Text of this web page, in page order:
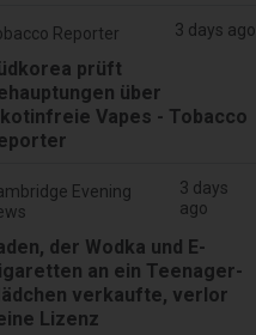
Reporter 3 days ago
prüft
über
Vapes - Tobacco
Evening
3 days
ago
der Wodka und E-
an ein Teenager-
verkaufte, verlor
Lizenz